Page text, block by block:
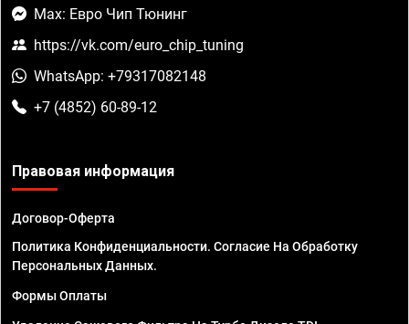
Max: Евро Чип Тюнинг
https://vk.com/euro_chip_tuning
WhatsApp: +79317082148
+7 (4852) 60-89-12
Правовая информация
Договор-Оферта
Политика Конфиденциальности. Согласие На Обработку
Персональных Данных.
Формы Оплаты